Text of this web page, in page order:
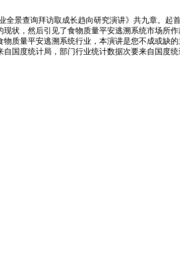
查询拜访取成长趋向研究演讲》共九章。起
状，然后引见了食物质量平安逃溯系统市场所
质量平安逃溯系统行业，本演讲是您不成或缺
国度统计局，部门行业统计数据次要来自国度